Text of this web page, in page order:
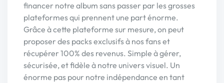
financer notre album sans passer par les grosses
plateformes qui prennent une part énorme.
Grâce à cette plateforme sur mesure, on peut
proposer des packs exclusifs à nos fans et
récupérer 100% des revenus. Simple à gérer,
sécurisée, et fidèle à notre univers visuel. Un
énorme pas pour notre indépendance en tant